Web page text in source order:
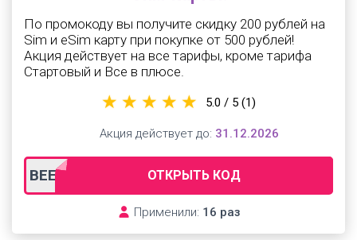
По промокоду вы получите скидку 200 рублей на
Sim и eSim карту при покупке от 500 рублей!
Акция действует на все тарифы, кроме тарифа
Стартовый и Все в плюсе.
BEELINEPRO ОТКРЫТЬ КОД
Применили: 16 раз
5.0 / 5 (1)
Акция действует до: 31.12.2026